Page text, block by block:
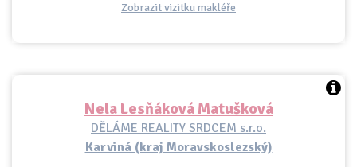
Zobrazit vizitku makléře
Nela Lesňáková Matušková
DĚLÁME REALITY SRDCEM s.r.o.
Karviná (kraj Moravskoslezský)